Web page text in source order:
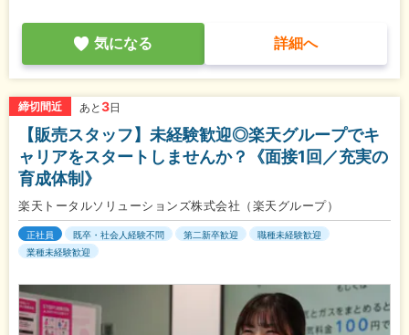
気になる 詳細へ
締切間近 あと 3日
【販売スタッフ】未経験歓迎◎楽天グループでキ
ャリアをスタートしませんか？《面接1回／充実の
育成体制》
楽天トータルソリューションズ株式会社（楽天グループ）
正社員 既卒・社会人経験不問 第二新卒歓迎
職種未経験歓迎
業種未経験歓迎